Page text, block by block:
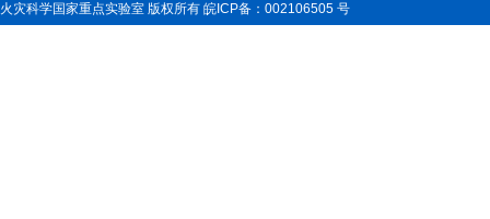
火灾科学国家重点实验室 版权所有 皖ICP备：002106505 号